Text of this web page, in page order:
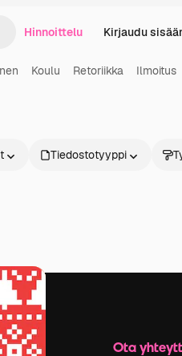
perusteella
Hinnoittelu Kirjaudu
Koulu Retoriikka Ilmoitus
Tiedostotyyppi
Ota